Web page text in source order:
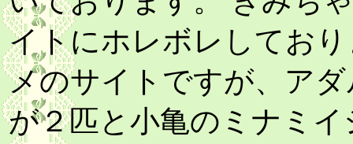
イトにホレボレしてお
メのサイトですが、ア
が２匹と小亀のミナミ